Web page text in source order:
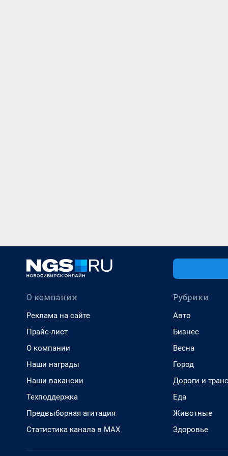
О компании
Реклама на сайте
Прайс-лист
О компании
Наши награды
Наши вакансии
Техподдержка
Предвыборная агитация
Статистика канала в MAX
Рубрики
Авто
Бизнес
Весна
Город
Дороги и
Еда
Животные
Здоровье